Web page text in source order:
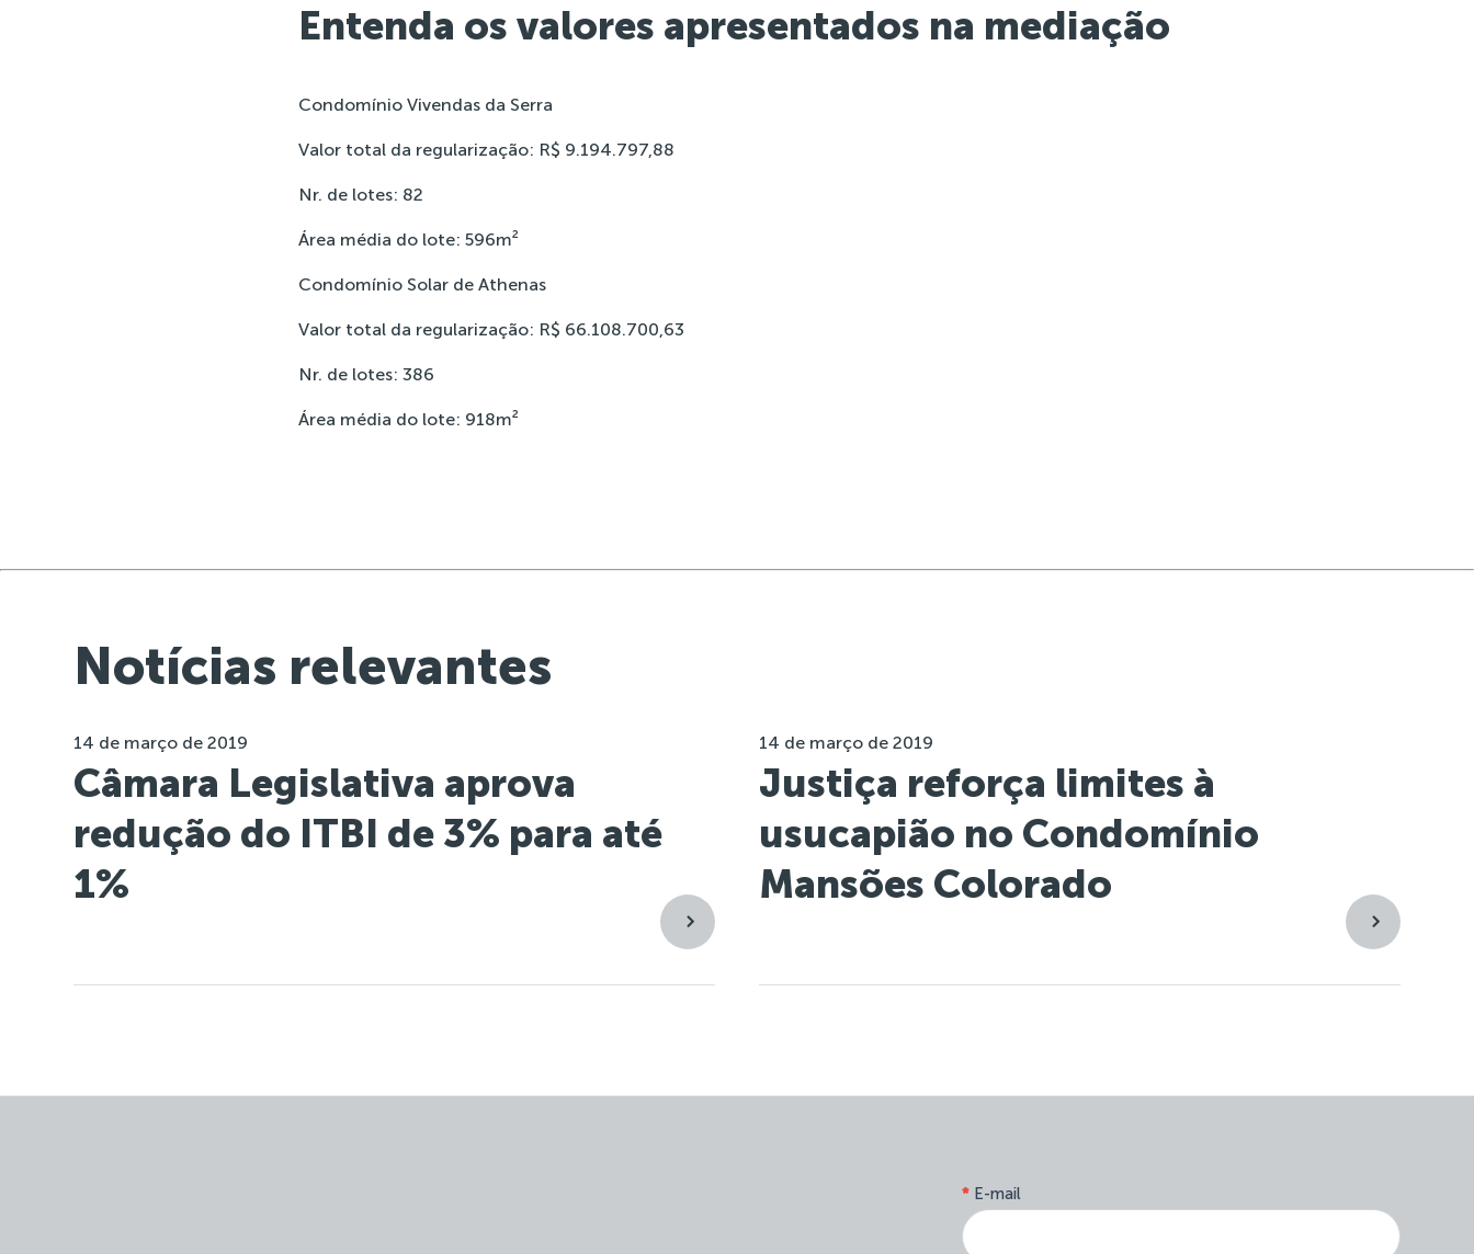
Entenda os valores apresentados na mediação
Condomínio Vivendas da Serra
Valor total da regularização: R$ 9.194.797,88
Nr. de lotes: 82
Área média do lote: 596m²
Condomínio Solar de Athenas
Valor total da regularização: R$ 66.108.700,63
Nr. de lotes: 386
Área média do lote: 918m²
Notícias relevantes
14 de março de 2019
Câmara Legislativa aprova
redução do ITBI de 3% para até
1%
14 de março de 2019
Justiça reforça limites à
usucapião no Condomínio
Mansões Colorado
site-
newsletter
E-mail
*
você
é